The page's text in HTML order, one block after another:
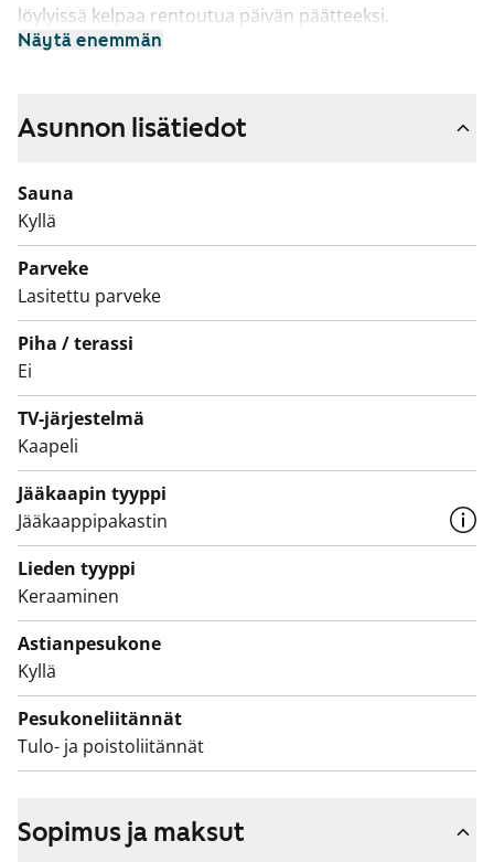
löylyissä kelpaa rentoutua päivän päätteeksi.
ylä- ja alakaappien välinen tila on laatoitettu keltaisella
laminaattia. Varustukseen kuuluu keraaminen liesi,
astianpesukone ja kylmälaitteet. Kokonaan laatoitetun
kylpyhuoneen seinät ovat valkoiset ja lattia keltainen.
Kylpyhuoneen kalusteet ovat harmaita. Pesukoneelle
on tilavaraus.
Asunto ja koko talo pihoineen ovat savuttomia.
Tulehan tutustumaan ja katsomaan, olisiko tämä
seuraava elämäsi vuokrakoti!
Näytä enemmän
Asunnon lisätiedot
Sauna
Kyllä
Parveke
Lasitettu parveke
Piha / terassi
Ei
TV-järjestelmä
Kaapeli
Jääkaapin tyyppi
Jääkaappipakastin
Lieden tyyppi
Keraaminen
Astianpesukone
Kyllä
Pesukoneliitännät
Tulo- ja poistoliitännät
Sopimus ja maksut